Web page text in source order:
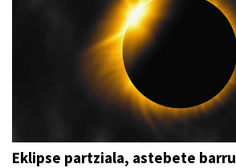
Eklipse partziala, astebete barru